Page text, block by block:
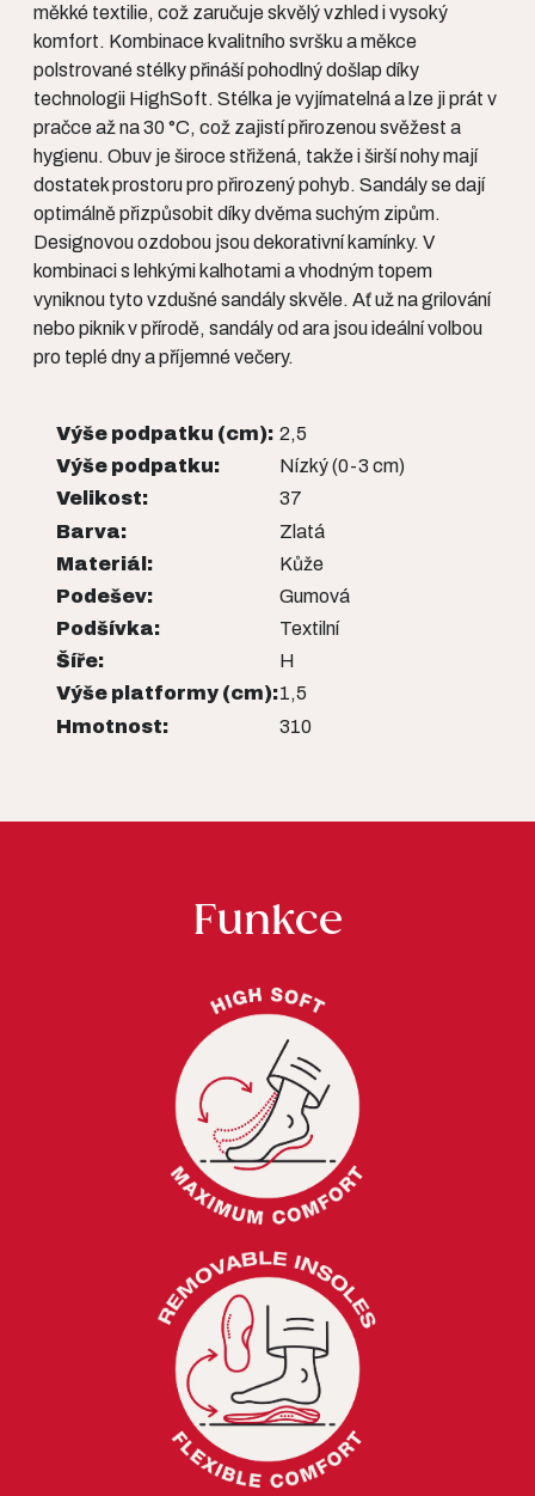
měkké textilie, což zaručuje skvělý vzhled i vysoký
komfort. Kombinace kvalitního svršku a měkce
polstrované stélky přináší pohodlný došlap díky
technologii HighSoft. Stélka je vyjímatelná a lze ji prát v
pračce až na 30 °C, což zajistí přirozenou svěžest a
hygienu. Obuv je široce střižená, takže i širší nohy mají
dostatek prostoru pro přirozený pohyb. Sandály se dají
optimálně přizpůsobit díky dvěma suchým zipům.
Designovou ozdobou jsou dekorativní kamínky. V
kombinaci s lehkými kalhotami a vhodným topem
vyniknou tyto vzdušné sandály skvěle. Ať už na grilování
nebo piknik v přírodě, sandály od ara jsou ideální volbou
pro teplé dny a příjemné večery.
Výše podpatku (cm): 2,5
Výše podpatku:
Nízký (0-3 cm)
Velikost:
37
Barva:
Zlatá
Materiál:
Kůže
Podešev:
Gumová
Podšívka:
Textilní
Šíře:
H
Výše platformy (cm):1,5
Hmotnost:
310
Funkce